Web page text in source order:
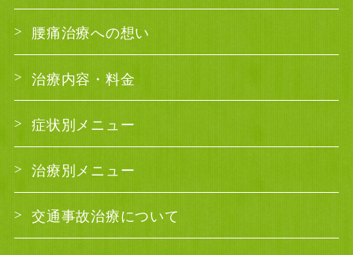
腰痛治療への想い
治療内容・料金
症状別メニュー
治療別メニュー
交通事故治療について